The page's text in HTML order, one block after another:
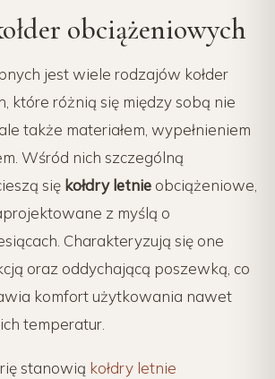
obciążeniowych
jest wiele rodzajów kołder
które różnią się między sobą nie
także materiałem, wypełnieniem
Wśród nich szczególną
się kołdry letnie obciążeniowe,
z myślą o
Charakteryzują się one
oraz oddychającą poszewką, co
komfort użytkowania nawet
temperatur.
stanowią kołdry letnie